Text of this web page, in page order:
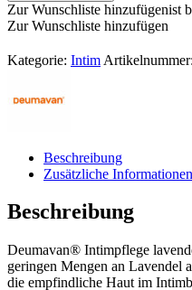
Zur Wunschliste hinzufügenist
Zur Wunschliste hinzufügen
Kategorie: Intim Artikelnummer:
Beschreibung
Zusätzliche Informationen
Beschreibung
Deumavan® Intimpflege
geringen Mengen an
die empfindliche Haut im